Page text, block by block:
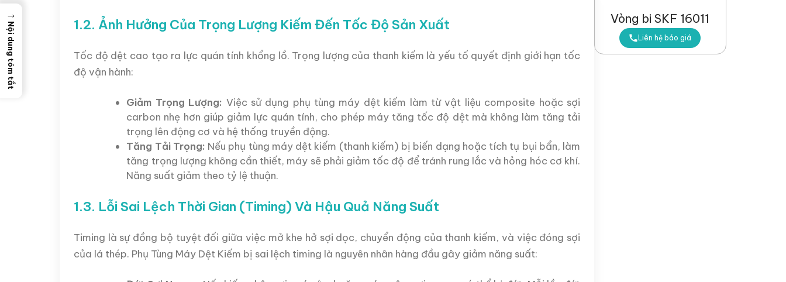
1.2. Ảnh Hưởng Của Trọng Lượng Kiếm Đến Tốc Độ Sản Xuất
Tốc độ dệt cao tạo ra lực quán tính khổng lồ. Trọng lượng của thanh kiếm là yếu tố quyết định giới hạn tốc
độ vận hành:
Giảm Trọng Lượng: Việc sử dụng phụ tùng máy dệt kiếm làm từ vật liệu composite hoặc sợi
carbon nhẹ hơn giúp giảm lực quán tính, cho phép máy tăng tốc độ dệt mà không làm tăng tải
trọng lên động cơ và hệ thống truyền động.
Tăng Tải Trọng: Nếu phụ tùng máy dệt kiếm (thanh kiếm) bị biến dạng hoặc tích tụ bụi bẩn, làm
tăng trọng lượng không cần thiết, máy sẽ phải giảm tốc độ để tránh rung lắc và hỏng hóc cơ khí.
Năng suất giảm theo tỷ lệ thuận.
1.3. Lỗi Sai Lệch Thời Gian (Timing) Và Hậu Quả Năng Suất
Timing là sự đồng bộ tuyệt đối giữa việc mở khe hở sợi dọc, chuyển động của thanh kiếm, và việc đóng sợi
của lá thép. Phụ Tùng Máy Dệt Kiếm bị sai lệch timing là nguyên nhân hàng đầu gây giảm năng suất:
Vòng bi SKF 16011
Liên hệ báo giá
→
Nội dung tóm tắt